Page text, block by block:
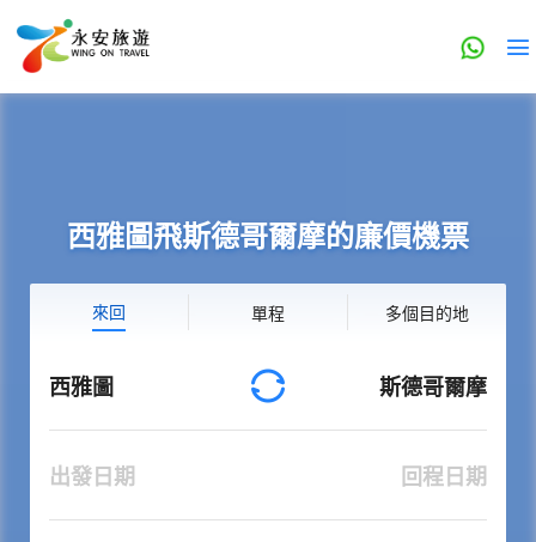
西雅圖飛斯德哥爾摩的廉價機票
來回 單程 多個目的地
西雅圖 斯德哥爾摩
出發日期 回程日期